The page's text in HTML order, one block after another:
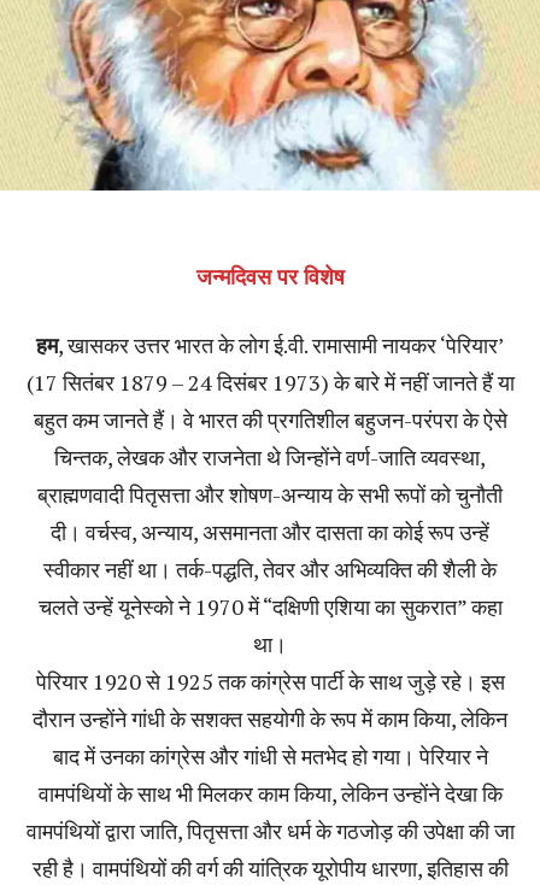
जन्मदिवस पर विशेष
हम, खासकर उत्तर भारत के लोग ई.वी. रामासामी नायकर ‘पेरियार’
(17 सितंबर 1879 – 24 दिसंबर 1973) के बारे में नहीं जानते हैं या
बहुत कम जानते हैं। वे भारत की प्रगतिशील बहुजन-परंपरा के ऐसे
चिन्तक, लेखक और राजनेता थे जिन्होंने वर्ण-जाति व्यवस्था,
ब्राह्मणवादी पितृसत्ता और शोषण-अन्याय के सभी रूपों को चुनौती
दी। वर्चस्व, अन्याय, असमानता और दासता का कोई रूप उन्हें
स्वीकार नहीं था। तर्क-पद्धति, तेवर और अभिव्यक्ति की शैली के
चलते उन्हें यूनेस्को ने 1970 में “दक्षिणी एशिया का सुकरात” कहा
था।
पेरियार 1920 से 1925 तक कांग्रेस पार्टी के साथ जुड़े रहे। इस
दौरान उन्होंने गांधी के सशक्त सहयोगी के रूप में काम किया, लेकिन
बाद में उनका कांग्रेस और गांधी से मतभेद हो गया। पेरियार ने
वामपंथियों के साथ भी मिलकर काम किया, लेकिन उन्होंने देखा कि
वामपंथियों द्वारा जाति, पितृसत्ता और धर्म के गठजोड़ की उपेक्षा की जा
रही है। वामपंथियों की वर्ग की यांत्रिक यूरोपीय धारणा, इतिहास की